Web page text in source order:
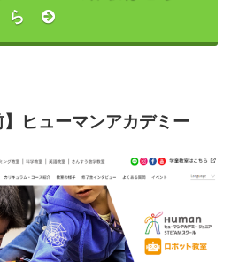
ら
ヒューマンアカデミー